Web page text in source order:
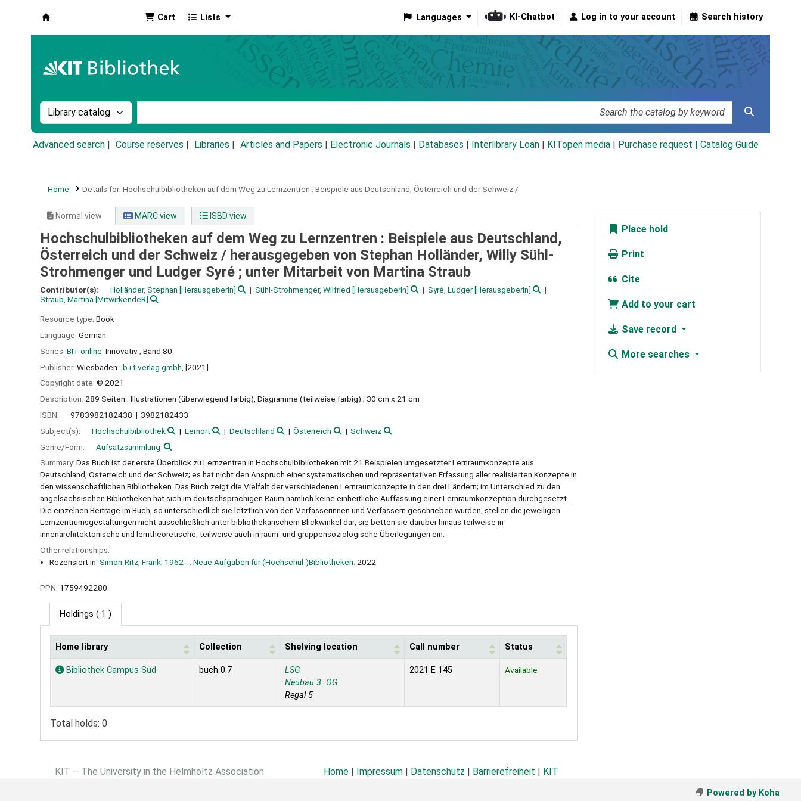
Cart Lists Languages KI-Chatbot Log in to your account Search history
Search the catalog by:
Advanced search Course reserves Libraries Articles and Papers Electronic Journals Databases Interlibrary Loan KITopen media Purchase request | Catalog Guide
Home Details for: Hochschulbibliotheken auf dem Weg zu Lernzentren : Beispiele aus Deutschland, Österreich und der Schweiz /
Normal view MARC view ISBD view
Hochschulbibliotheken auf dem Weg zu Lernzentren : Beispiele aus Deutschland,
Österreich und der Schweiz / herausgegeben von Stephan Holländer, Willy Sühl-
Strohmenger und Ludger Syré ; unter Mitarbeit von Martina Straub
Contributor(s): Holländer, Stephan [HerausgeberIn] Sühl-Strohmenger, Wilfried [HerausgeberIn] Syré, Ludger[HerausgeberIn]
Straub, Martina [MitwirkendeR]
Resource type: Book
Language: German
Series: BIT online . Innovativ ; Band 80
Publisher: Wiesbaden : b.i.t.verlag gmbh, [2021]
Copyright date: © 2021
Description: 289 Seiten : Illustrationen (überwiegend farbig), Diagramme (teilweise farbig) ; 30 cm x 21 cm
ISBN:
9783982182438
3982182433
Subject(s):
Hochschulbibliothek Lernort Deutschland Österreich
Schweiz
Genre/Form:
Aufsatzsammlung
Summary: Das Buch ist der erste Überblick zu Lernzentren in Hochschulbibliotheken mit 21 Beispielen umgesetzter Lernraumkonzepte aus
Deutschland, Österreich und der Schweiz; es hat nicht den Anspruch einer systematischen und repräsentativen Erfassung aller realisierten Konzepte in
den wissenschaftlichen Bibliotheken. Das Buch zeigt die Vielfalt der verschiedenen Lernraumkonzepte in den drei Ländern; im Unterschied zu den
angelsächsischen Bibliotheken hat sich im deutschsprachigen Raum nämlich keine einheitliche Auffassung einer Lernraumkonzeption durchgesetzt.
Die einzelnen Beiträge im Buch, so unterschiedlich sie letztlich von den Verfasserinnen und Verfassern geschrieben wurden, stellen die jeweiligen
Lernzentrumsgestaltungen nicht ausschließlich unter bibliothekarischem Blickwinkel dar; sie betten sie darüber hinaus teilweise in
innenarchitektonische und lerntheoretische, teilweise auch in raum- und gruppensoziologische Überlegungen ein.
Other relationships:
Rezensiert in: Simon-Ritz, Frank, 1962 - . Neue Aufgaben für (Hochschul-)Bibliotheken. 2022
PPN: 1759492280
Holdings ( 1 )
Holdings
Home library Collection Shelving location Call number Status
Bibliothek Campus Süd buch 0.7
LSG
Neubau 3. OG
Regal 5
2021 E 145 Available
Total holds: 0
Place hold
Print
Cite
Add to your cart
Save record
More searches
KIT – The University in the Helmholtz Association Home | Impressum | Datenschutz | Barrierefreiheit | KIT
Powered by Koha